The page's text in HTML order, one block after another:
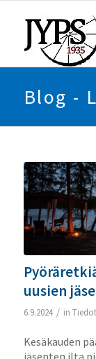
Blog -
uusien
6.9.2024 / in
Kesäkauden